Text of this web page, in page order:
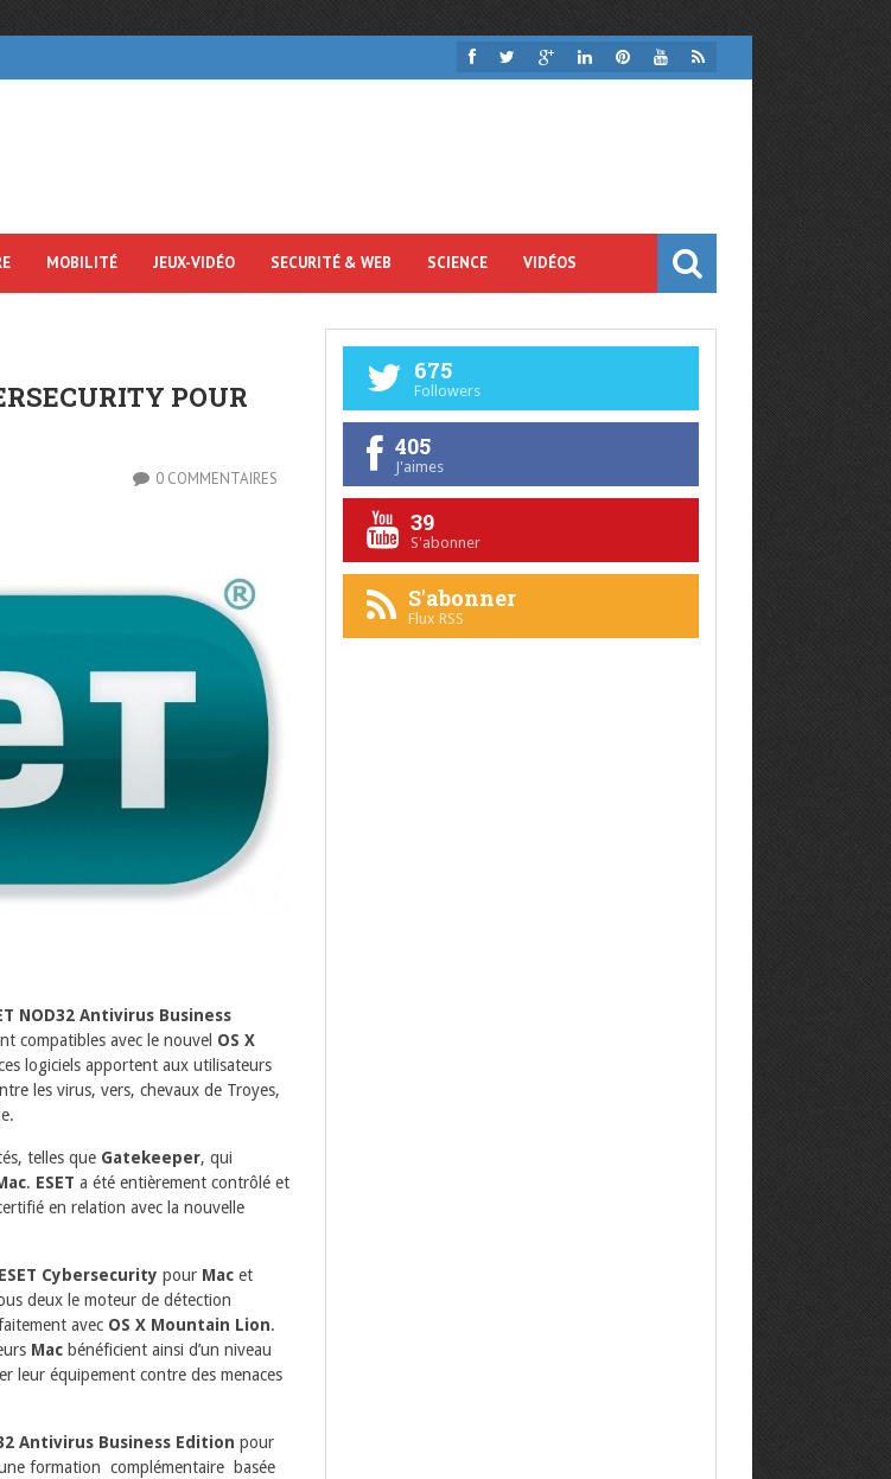
MOBILITÉ JEUX-VIDÉO SECURITÉ & WEB SCIENCE VIDÉOS
POUR
0 COMMENTAIRES
NOD32 Antivirus Business
compatibles avec le nouvel OS X
logiciels apportent aux utilisateurs
les virus, vers, chevaux de Troyes,
telles que Gatekeeper, qui
. ESET a été entièrement contrôlé et
en relation avec la nouvelle
ESET Cybersecurity pour Mac et
deux le moteur de détection
avec OS X Mountain Lion.
Mac bénéficient ainsi d’un niveau
leur équipement contre des menaces
Antivirus Business Edition pour
formation complémentaire basée
675
Followers
405
J'aimes
39
S'abonner
S'abonner
Flux RSS